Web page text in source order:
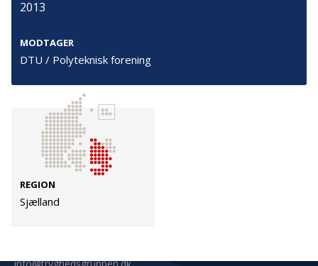
2013
MODTAGER
DTU / Polyteknisk forening
REGION
Sjælland
De seneste nyheder om TrygFondens og TryghedsGruppens
Tilmeld
Kontakt
TrygFonden
45 26 08 00
info@trygfonden.dk
info@tryghedsgruppen.dk